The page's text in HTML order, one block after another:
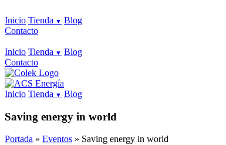
Inicio Tienda
Blog
Contacto
Inicio Tienda
Blog
Contacto
Inicio Tienda Blog
Saving energy in world
Portada » Eventos » Saving energy in world